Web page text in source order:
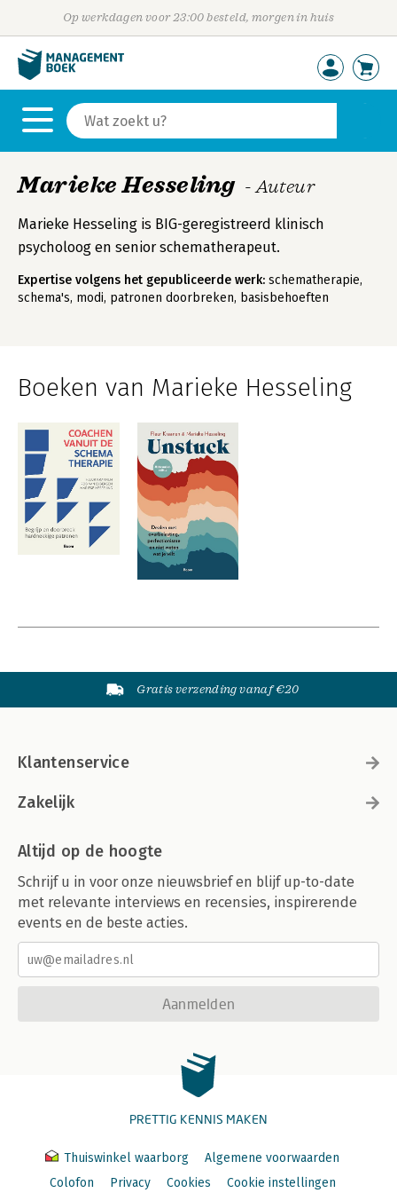
Op werkdagen voor 23:00 besteld, morgen in huis
Marieke Hesseling - Auteur
Marieke Hesseling is BIG-geregistreerd klinisch
psycholoog en senior schematherapeut.
Expertise volgens het gepubliceerde werk: schematherapie,
schema's, modi, patronen doorbreken, basisbehoeften
Boeken van Marieke Hesseling
Gratis verzending vanaf €20
Klantenservice
Zakelijk
Altijd op de hoogte
Schrijf u in voor onze nieuwsbrief en blijf up-to-date
met relevante interviews en recensies, inspirerende
events en de beste acties.
Aanmelden
PRETTIG KENNIS MAKEN
Thuiswinkel waarborg
Algemene voorwaarden
Colofon
Privacy Cookies Cookie instellingen